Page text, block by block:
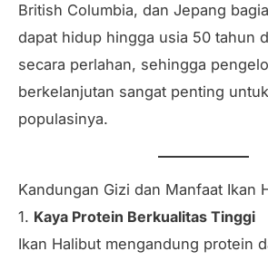
British Columbia, dan Jepang
dapat hidup hingga usia 50 tahun
secara perlahan, sehingga
berkelanjutan sangat penting
populasinya.
Kandungan Gizi dan Manfaat Ikan
1. Kaya Protein Berkualitas Tinggi
Ikan Halibut mengandung protein